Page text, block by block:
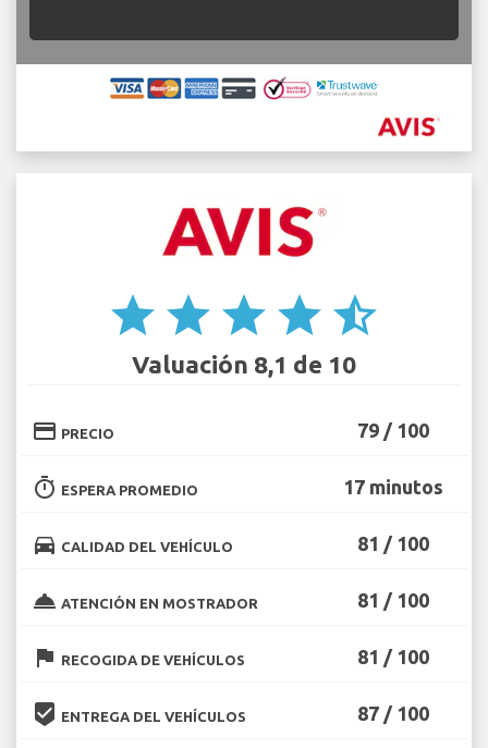
star star star star star_half
Valuación 8,1 de 10
credit_card PRECIO 79 / 100
timer ESPERA PROMEDIO 17 minutos
directions_car CALIDAD DEL VEHÍCULO 81 / 100
room_service ATENCIÓN EN MOSTRADOR 81 / 100
flag RECOGIDA DE VEHÍCULOS 81 / 100
beenhere ENTREGA DEL VEHÍCULOS 87 / 100